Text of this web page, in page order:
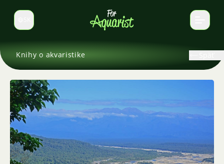
Prepnúť jazyk
Knihy o akvaristike